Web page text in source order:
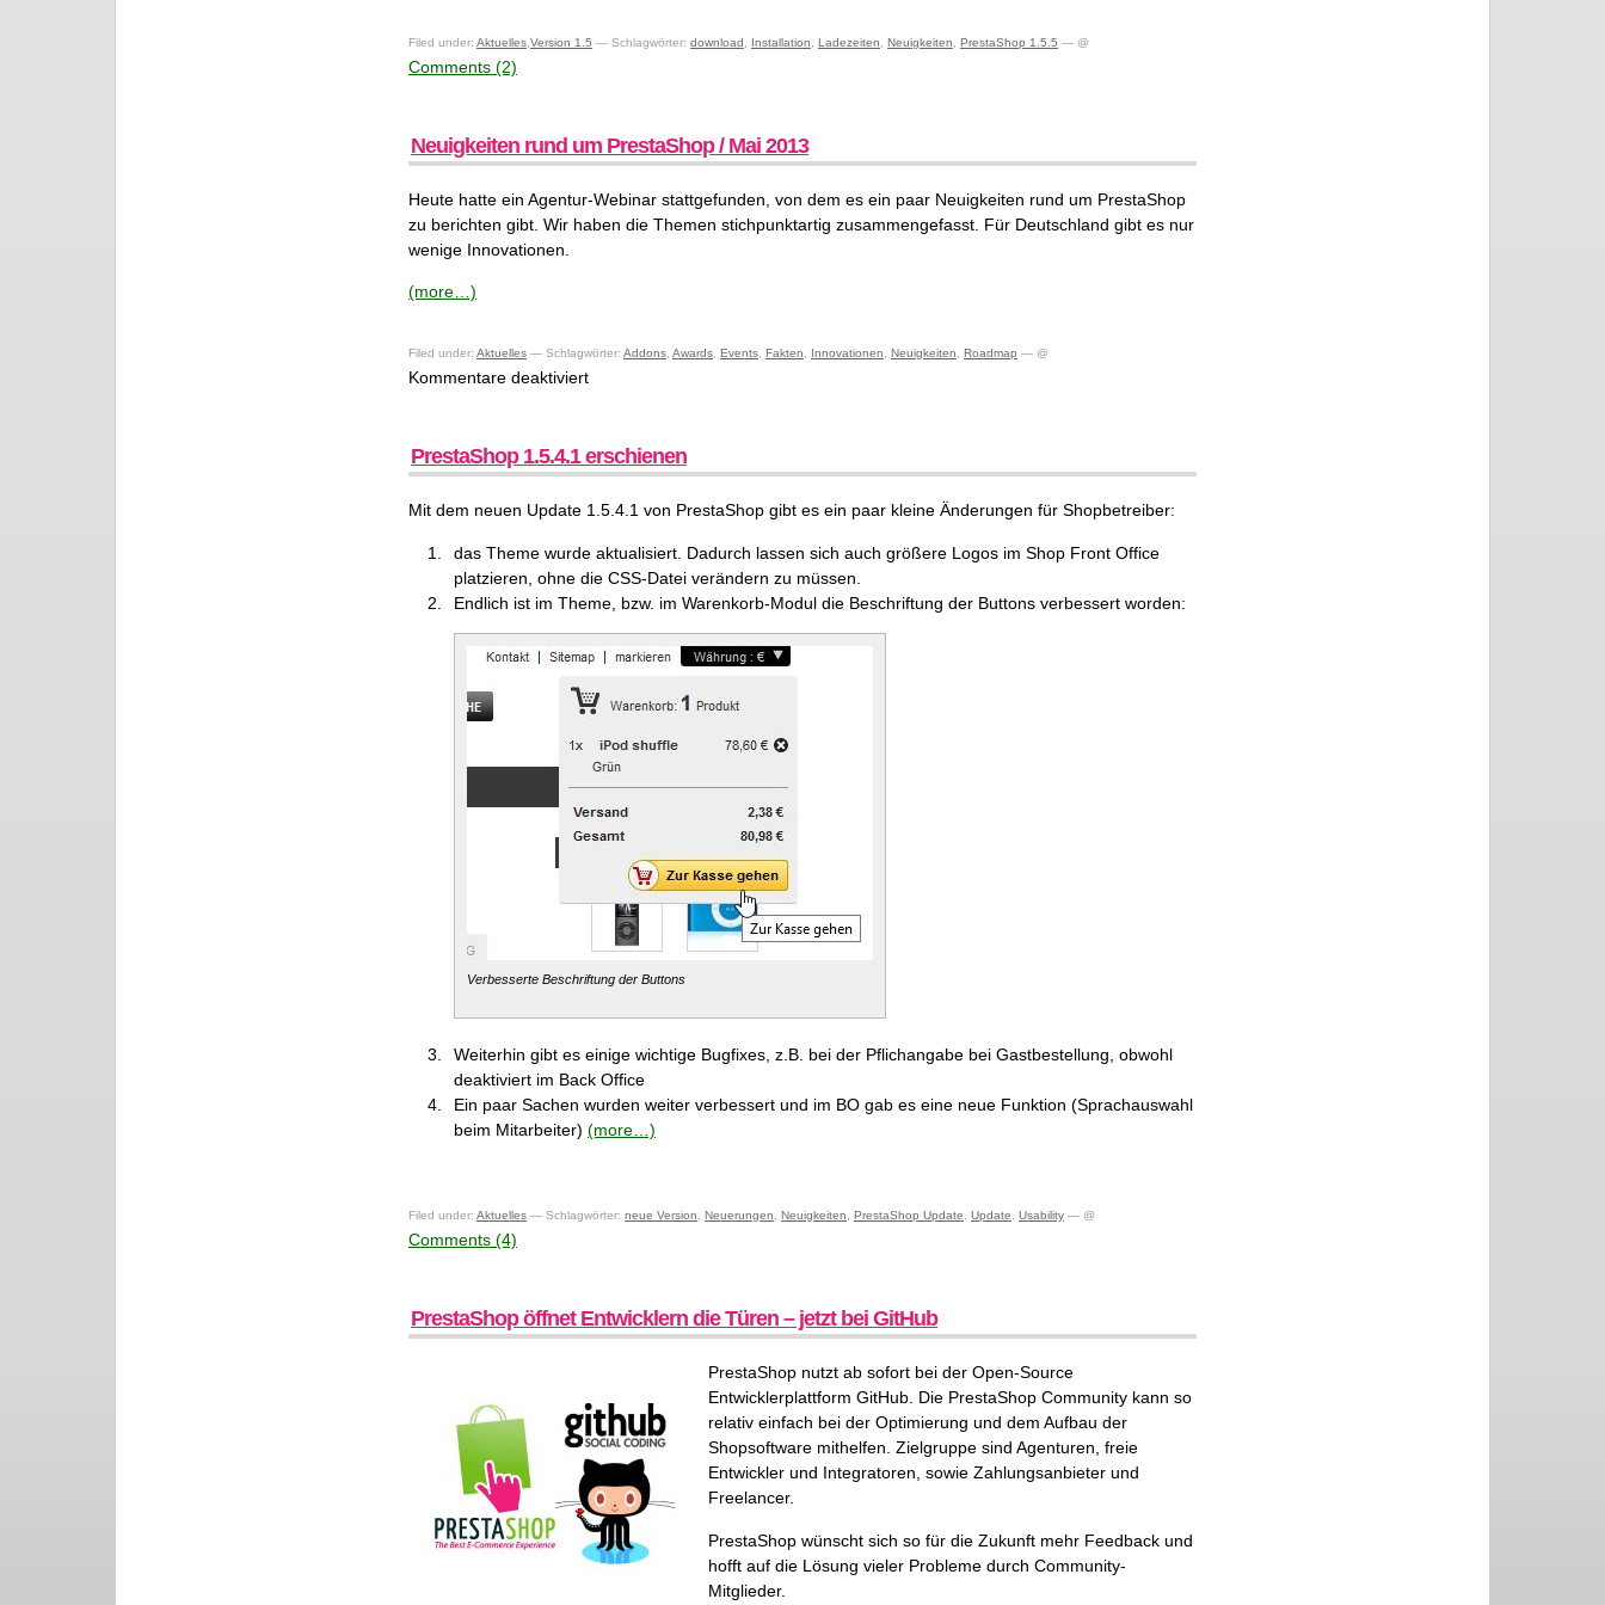
Filed under: Aktuelles Version 1.5 — Schlagwörter: download Installation Ladezeiten Neuigkeiten PrestaShop 1.5.5 — @
Comments (2)
Neuigkeiten rund um PrestaShop / Mai 2013
Heute hatte ein Agentur-Webinar stattgefunden, von dem es ein paar Neuigkeiten rund um PrestaShop
zu berichten gibt. Wir haben die Themen stichpunktartig zusammengefasst. Für Deutschland gibt es nur
wenige Innovationen.
(more…)
Filed under: Aktuelles — Schlagwörter: Addons, Awards, Events, Fakten, Innovationen, Neuigkeiten, Roadmap — @
Kommentare deaktiviertfür
um
PrestaShop
/
2013
PrestaShop 1.5.4.1 erschienen
Mit dem neuen Update 1.5.4.1 von PrestaShop gibt es ein paar kleine Änderungen für Shopbetreiber:
das Theme wurde aktualisiert. Dadurch lassen sich auch größere Logos im Shop Front Office
platzieren, ohne die CSS-Datei verändern zu müssen.
Endlich ist im Theme, bzw. im Warenkorb-Modul die Beschriftung der Buttons verbessert worden:
Verbesserte Beschriftung der Buttons
Weiterhin gibt es einige wichtige Bugfixes, z.B. bei der Pflichangabe bei Gastbestellung, obwohl
deaktiviert im Back Office
Ein paar Sachen wurden weiter verbessert und im BO gab es eine neue Funktion (Sprachauswahl
beim Mitarbeiter) (more…)
Filed under: Aktuelles — Schlagwörter: neue Version, Neuerungen, Neuigkeiten, PrestaShop Update, Update, Usability — @
Comments (4)
PrestaShop öffnet Entwicklern die Türen – jetzt bei GitHub
PrestaShop nutzt ab sofort bei der Open-Source
Entwicklerplattform GitHub. Die PrestaShop Community kann so
relativ einfach bei der Optimierung und dem Aufbau der
Shopsoftware mithelfen. Zielgruppe sind Agenturen, freie
Entwickler und Integratoren, sowie Zahlungsanbieter und
Freelancer.
PrestaShop wünscht sich so für die Zukunft mehr Feedback und
hofft auf die Lösung vieler Probleme durch Community-
Mitglieder.